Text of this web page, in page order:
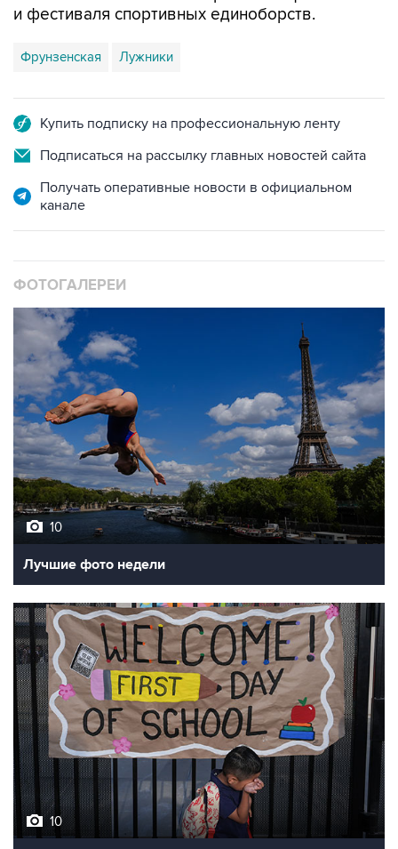
и фестиваля спортивных единоборств.
Фрунзенская Лужники
Купить подписку на профессиональную ленту
Подписаться на рассылку главных новостей сайта
Получать оперативные новости в официальном
канале
ФОТОГАЛЕРЕИ
10
Лучшие фото недели
10